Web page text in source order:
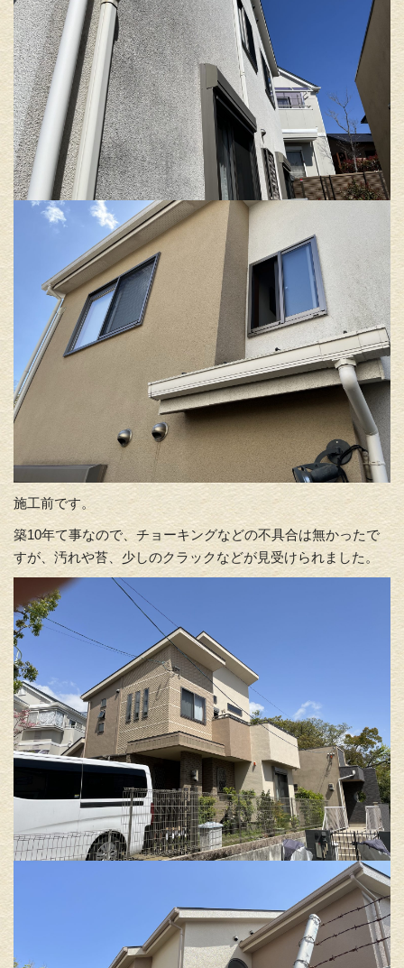
施工前です。
築10年て事なので、チョーキングなどの不具合は無かったで
すが、汚れや苔、少しのクラックなどが見受けられました。